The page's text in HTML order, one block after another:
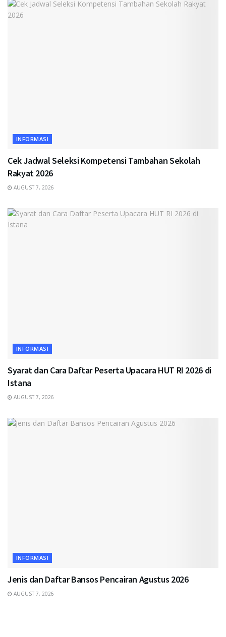
INFORMASI
Cek Jadwal Seleksi Kompetensi Tambahan Sekolah
Rakyat 2026
AUGUST 7, 2026
INFORMASI
Syarat dan Cara Daftar Peserta Upacara HUT RI 2026 di
Istana
AUGUST 7, 2026
INFORMASI
Jenis dan Daftar Bansos Pencairan Agustus 2026
AUGUST 7, 2026